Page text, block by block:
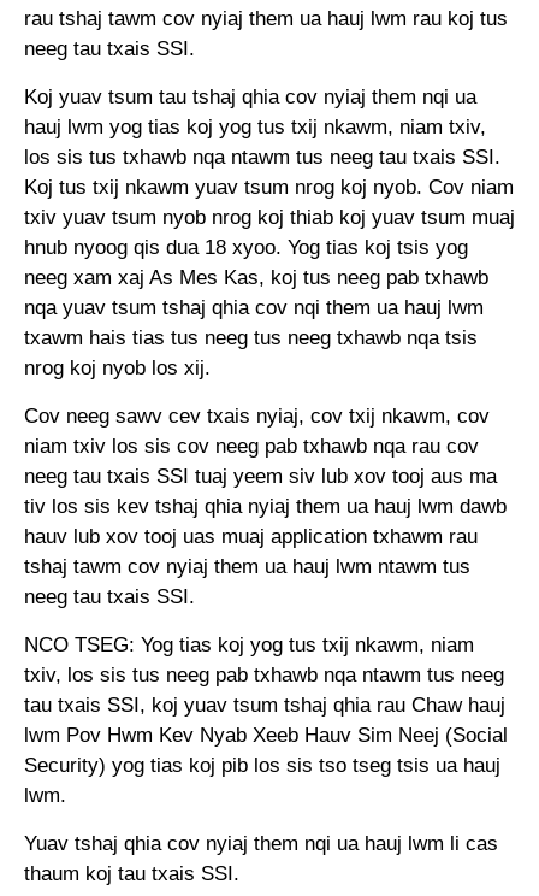
rau tshaj tawm cov nyiaj them ua hauj lwm rau koj tus
neeg tau txais SSI.
Koj yuav tsum tau tshaj qhia cov nyiaj them nqi ua
hauj lwm yog tias koj yog tus txij nkawm, niam txiv,
los sis tus txhawb nqa ntawm tus neeg tau txais SSI.
Koj tus txij nkawm yuav tsum nrog koj nyob. Cov niam
txiv yuav tsum nyob nrog koj thiab koj yuav tsum muaj
hnub nyoog qis dua 18 xyoo. Yog tias koj tsis yog
neeg xam xaj As Mes Kas, koj tus neeg pab txhawb
nqa yuav tsum tshaj qhia cov nqi them ua hauj lwm
txawm hais tias tus neeg tus neeg txhawb nqa tsis
nrog koj nyob los xij.
Cov neeg sawv cev txais nyiaj, cov txij nkawm, cov
niam txiv los sis cov neeg pab txhawb nqa rau cov
neeg tau txais SSI tuaj yeem siv lub xov tooj aus ma
tiv los sis kev tshaj qhia nyiaj them ua hauj lwm dawb
hauv lub xov tooj uas muaj application txhawm rau
tshaj tawm cov nyiaj them ua hauj lwm ntawm tus
neeg tau txais SSI.
NCO TSEG: Yog tias koj yog tus txij nkawm, niam
txiv, los sis tus neeg pab txhawb nqa ntawm tus neeg
tau txais SSI, koj yuav tsum tshaj qhia rau Chaw hauj
lwm Pov Hwm Kev Nyab Xeeb Hauv Sim Neej (Social
Security) yog tias koj pib los sis tso tseg tsis ua hauj
lwm.
Yuav tshaj qhia cov nyiaj them nqi ua hauj lwm li cas
thaum koj tau txais SSI.